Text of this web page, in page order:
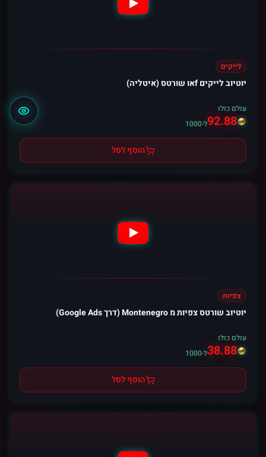
לייקים
יוטיוב לייקים fאו שורטס (איטליה)
עולם כולו
92.88ל-1000
הוסף לסל
צפיות
יוטיוב שורטס צפיות מ Montenegro (דרך Google Ads)
עולם כולו
38.88ל-1000
הוסף לסל